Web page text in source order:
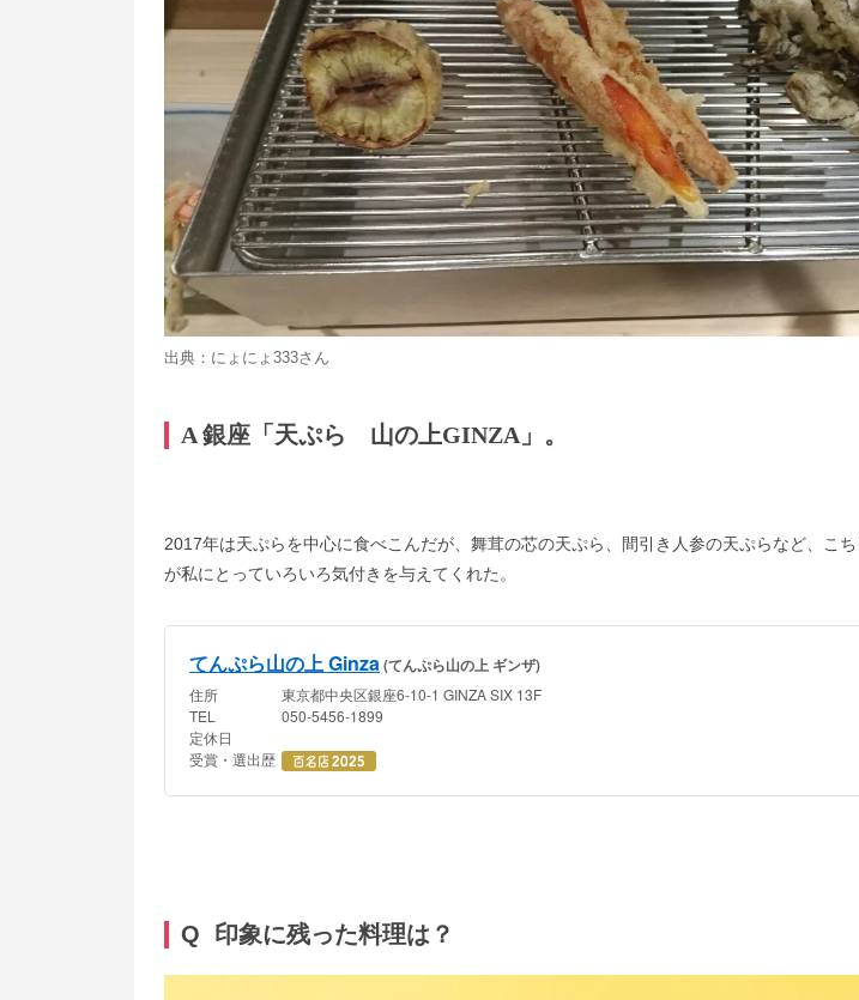
出典： にょにょ333さん
A 銀座「天ぷら 山の上GINZA」。
2017年は天ぷらを中心に食べこんだが、舞茸の芯の天ぷら、
間引き人参の天ぷらなど、こ
が私にとっていろいろ気付きを与えてくれた。
Q 印象に残った料理は？